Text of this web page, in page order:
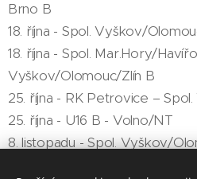
Brno B
18. října - Spol. Vyškov/
18. října - Spol. Mar.Hory/
Vyškov/Olomouc/Zlín B
25. října - RK Petrovice –
25. října - U16 B - Volno/NT
8. listopadu - Spol. Vyškov/